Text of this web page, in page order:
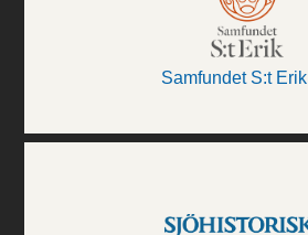
Samfundet S:t Erik